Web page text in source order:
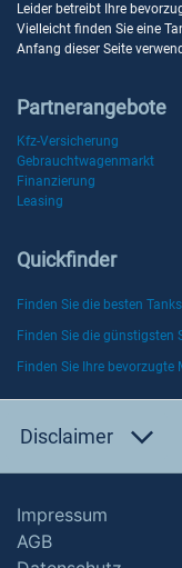
Leider betreibt Ihre
Vielleicht finden Sie eine
Anfang dieser Seite
Partnerangebote
Kfz-Versicherung
Gebrauchtwagenmarkt
Finanzierung
Leasing
Quickfinder
Finden Sie die besten
Finden Sie die günstigsten
Finden Sie Ihre bevorzugte
Disclaimer
Impressum
AGB